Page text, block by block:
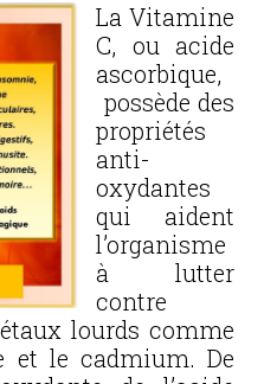
La Vitamine
C, ou acide
ascorbique,
possède des
propriétés
anti-
oxydantes
qui aident
l’organisme
à lutter
contre
lourds comme
et le cadmium. De